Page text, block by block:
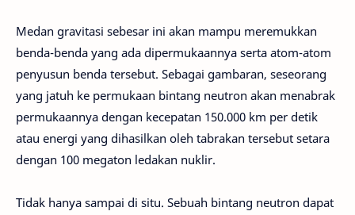
Medan gravitasi sebesar ini akan mampu meremukkan
benda-benda yang ada dipermukaannya serta atom-atom
penyusun benda tersebut. Sebagai gambaran, seseorang
yang jatuh ke permukaan bintang neutron akan menabrak
permukaannya dengan kecepatan 150.000 km per detik
atau energi yang dihasilkan oleh tabrakan tersebut setara
dengan 100 megaton ledakan nuklir.
Tidak hanya sampai di situ. Sebuah bintang neutron dapat